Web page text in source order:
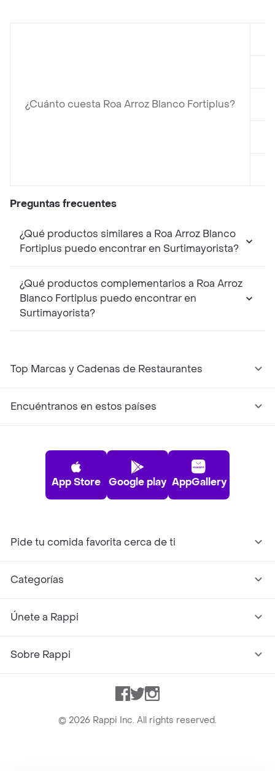
¿Cuánto cuesta Roa Arroz Blanco Fortiplus?
Preguntas frecuentes
¿Qué productos similares a Roa Arroz Blanco
Fortiplus puedo encontrar en Surtimayorista?
¿Qué productos complementarios a Roa Arroz
Blanco Fortiplus puedo encontrar en
Surtimayorista?
Top Marcas y Cadenas de Restaurantes
Encuéntranos en estos países
App Store Google play AppGallery
Pide tu comida favorita cerca de ti
Categorías
Únete a Rappi
Sobre Rappi
Facebook
TwitterInstagram
© 2026 Rappi Inc. All rights reserved.